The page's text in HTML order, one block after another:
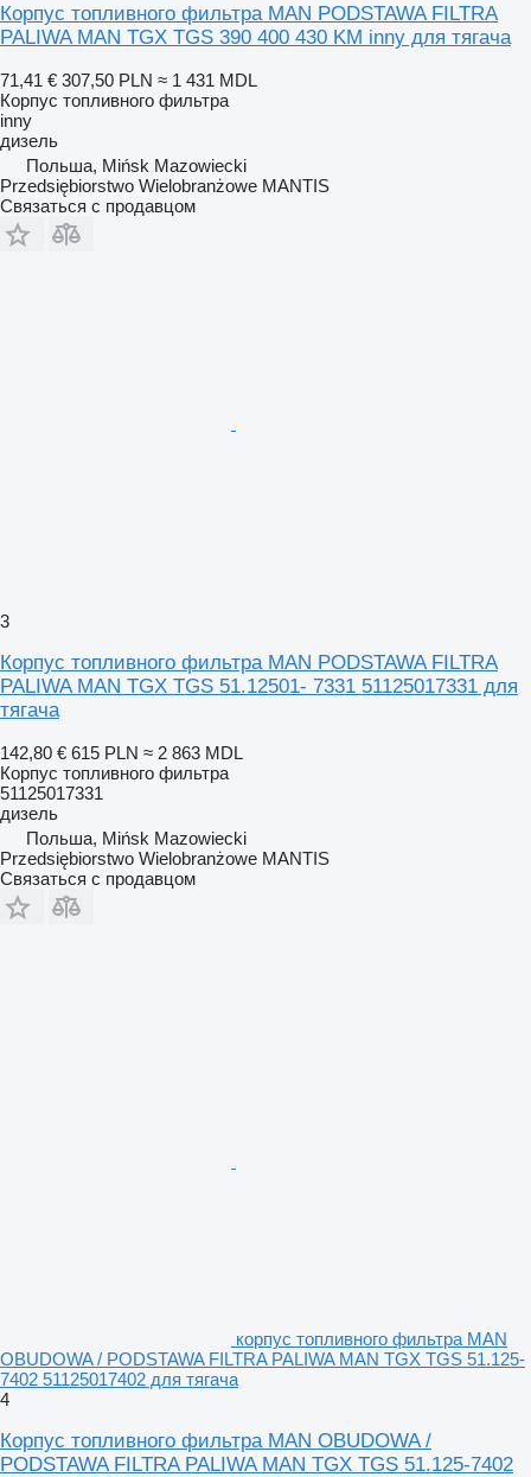
Корпус топливного фильтра MAN PODSTAWA FILTRA
PALIWA MAN TGX TGS 390 400 430 KM inny для тягача
71,41 € 307,50 PLN ≈ 1 431 MDL
Корпус топливного фильтра
inny
дизель
Польша, Mińsk Mazowiecki
Przedsiębiorstwo Wielobranżowe MANTIS
Связаться с продавцом
3
Корпус топливного фильтра MAN PODSTAWA FILTRA
PALIWA MAN TGX TGS 51.12501- 7331 51125017331 для
тягача
142,80 € 615 PLN ≈ 2 863 MDL
Корпус топливного фильтра
51125017331
дизель
Польша, Mińsk Mazowiecki
Przedsiębiorstwo Wielobranżowe MANTIS
Связаться с продавцом
корпус топливного фильтра MAN
OBUDOWA / PODSTAWA FILTRA PALIWA MAN TGX TGS 51.125-
7402 51125017402 для тягача
4
Корпус топливного фильтра MAN OBUDOWA /
PODSTAWA FILTRA PALIWA MAN TGX TGS 51.125-7402